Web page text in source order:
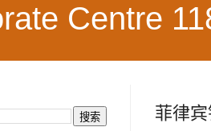
Centre
菲律